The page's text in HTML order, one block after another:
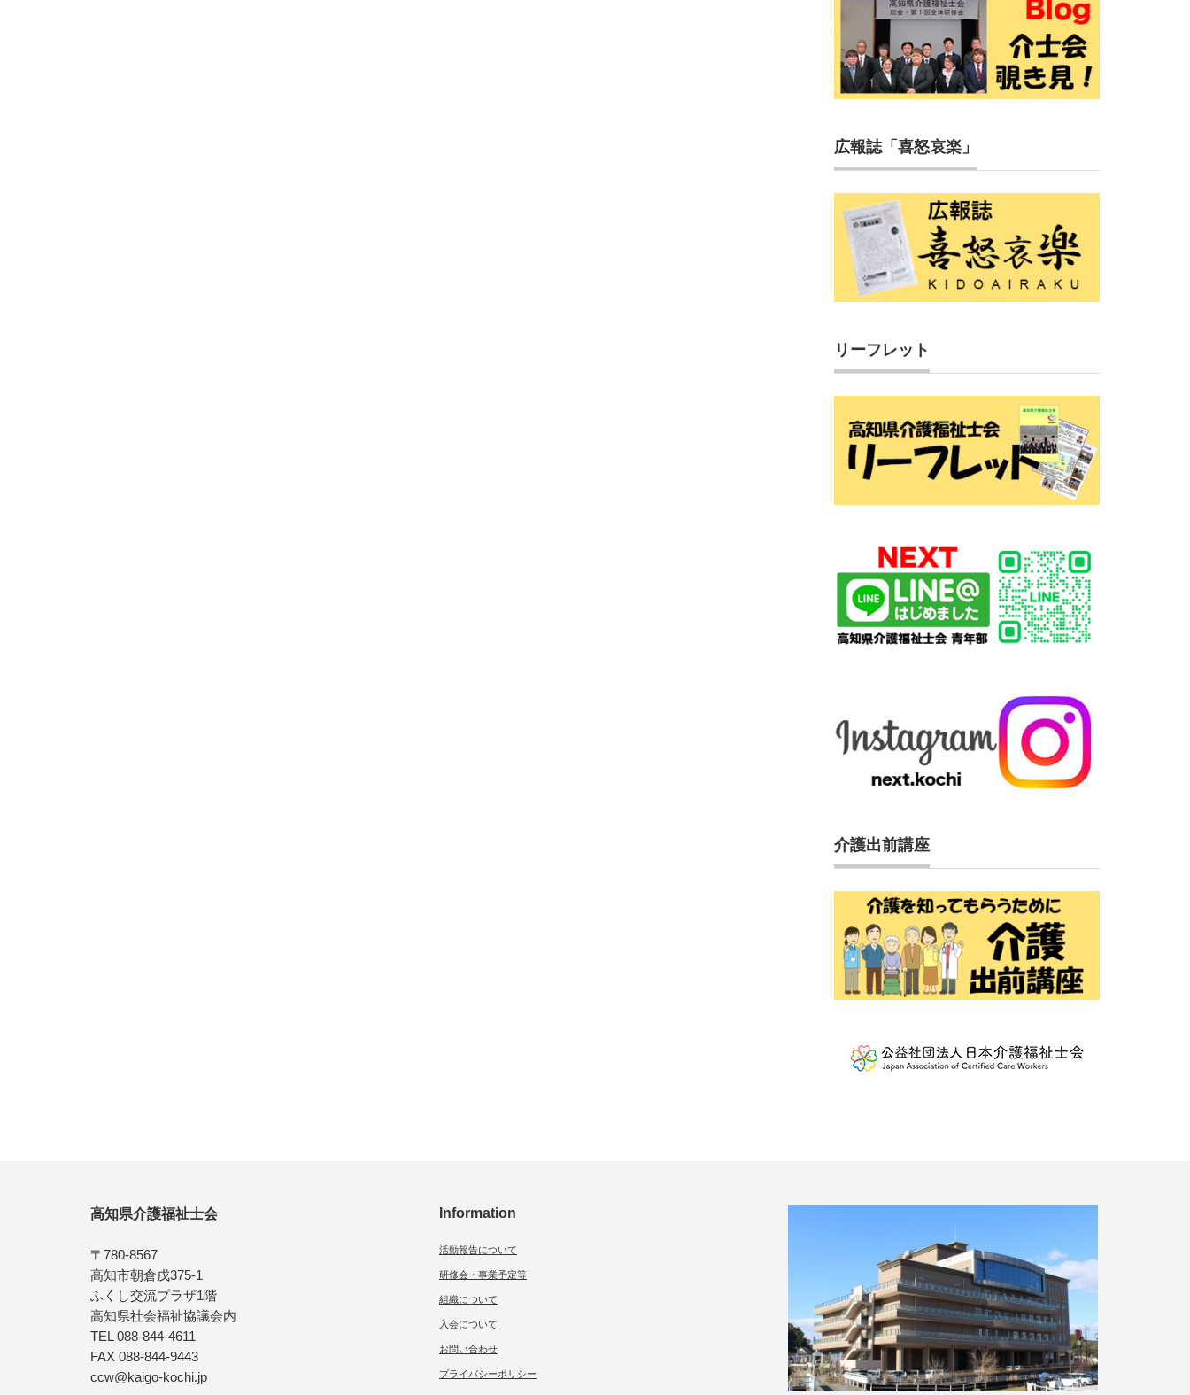
広報誌「喜怒哀楽」
リーフレット
介護出前講座
高知県介護福祉士会
〒780-8567
高知市朝倉戊375-1
ふくし交流プラザ1階
高知県社会福祉協議会内
TEL 088-844-4611
FAX 088-844-9443
ccw@kaigo-kochi.jp
Information
活動報告について
研修会・事業予定等
組織について
入会について
お問い合わせ
プライバシーポリシー